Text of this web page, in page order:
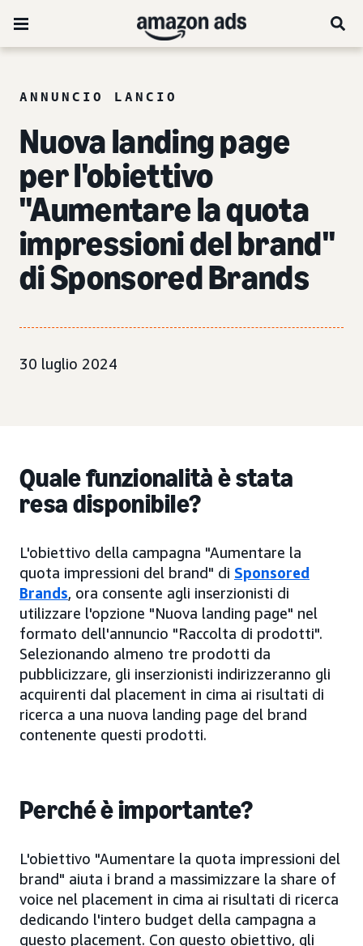
ANNUNCIO LANCIO
Nuova landing page
per l'obiettivo
"Aumentare la quota
impressioni del brand"
di Sponsored Brands
30 luglio 2024
Quale funzionalità è stata
resa disponibile?
L'obiettivo della campagna "Aumentare la
quota impressioni del brand" di Sponsored
Brands, ora consente agli inserzionisti di
utilizzare l'opzione "Nuova landing page" nel
formato dell'annuncio "Raccolta di prodotti".
Selezionando almeno tre prodotti da
pubblicizzare, gli inserzionisti indirizzeranno gli
acquirenti dal placement in cima ai risultati di
ricerca a una nuova landing page del brand
contenente questi prodotti.
Perché è importante?
L'obiettivo "Aumentare la quota impressioni del
brand" aiuta i brand a massimizzare la share of
voice nel placement in cima ai risultati di ricerca
dedicando l'intero budget della campagna a
questo placement. Con questo obiettivo, gli